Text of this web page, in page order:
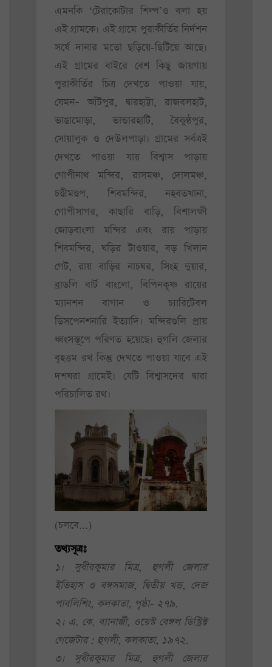
এমনকি ‘টেরাকোটার শিল্প’ও বলা হয়
এই গ্রামকে। এই গ্রামে পুরাকীর্তির নির্দশন
সর্ষে দানার মতো ছড়িয়ে-ছিটিয়ে আছে।
এই গ্রামের বাইরে বেশ কিছু জায়গায়
পুরাকীর্তির চিত্র দেখতে পাওয়া যায়,
যেমন– আঁটপুর, দ্বারহাট্টা, রাজবলহাট,
ভাঙামোড়া, ভান্ডারহাটি, বৈকুণ্ঠপুর,
সোয়ালুক ও দেউলপাড়া। গ্রামের সর্বত্রই
দেখতে পাওয়া যায় বিশ্বাস পাড়ায়
গোপীনাথ মন্দির, রাসমঞ্চ, দোলমঞ্চ,
চণ্ডীমণ্ডপ, শিবমন্দির, নহবতখানা,
গোপীসাগর, কাছারি বাড়ি, বিশালক্ষী
জোড়বাংলা মন্দির এবং রায় পাড়ায়
শিবমন্দির, ঘড়ির টাওয়ার, বড় খিলান
গেট, রায় বাড়ির নাচঘর, সিংহ দুয়ার,
ব্রাডলি বার্ট বাংলো, বিপিনকৃষ্ণ রায়ের
ম্যানশন বাগান ও চ্যারিটেবল
ডিসপেনশনারি ইত্যাদি। মন্দিরগুলি প্রায়
ধ্বংসস্তূপে পরিণত হয়েছে। হুগলি জেলার
বৃহত্তম রথ কিন্তু দেখতে পাওয়া যাবে এই
দশঘরা গ্রামেই। যেটি বিশ্বাসদের দ্বারা
পরিচালিত রথ।
(চলবে...)
তথ্যসূত্রঃ
১। সুধীরকুমার মিত্র, হুগলী জেলার
ইতিহাস ও বঙ্গসমাজ, দ্বিতীয় খন্ড, দেজ
পাবলিশিং, কলকাতা, পৃষ্ঠা- ২৭৯.
২। এ. কে. ব্যানার্জী, ওয়েস্ট বেঙ্গল ডিস্ট্রিক্ট
গেজেটার : হুগলী, কলকাতা, ১৯৭২.
৩। সুধীরকুমার মিত্র, হুগলী জেলার